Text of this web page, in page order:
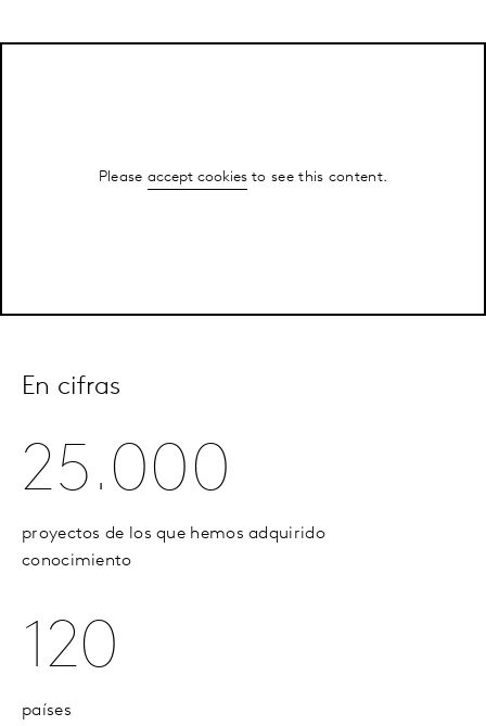
Please accept cookiesto see this content.
En cifras
25.000
proyectos de los que hemos adquirido
conocimiento
120
países